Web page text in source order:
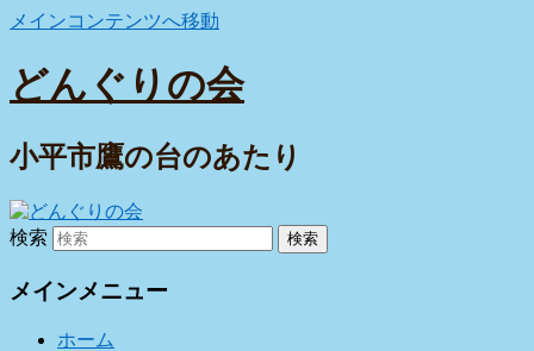
メインコンテンツへ移動
どんぐりの会
小平市鷹の台のあたり
検索
メインメニュー
ホーム